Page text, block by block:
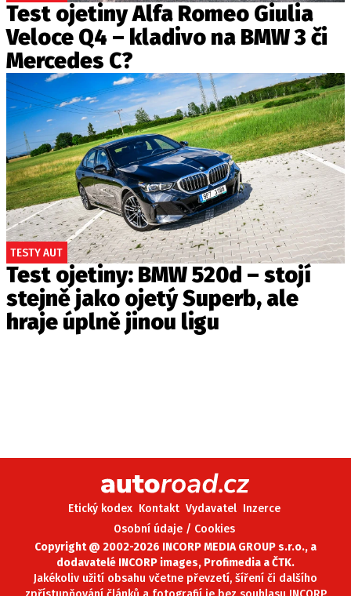
Test ojetiny Alfa Romeo Giulia
Veloce Q4 – kladivo na BMW 3 či
Mercedes C?
TESTY AUT
Test ojetiny: BMW 520d – stojí
stejně jako ojetý Superb, ale
hraje úplně jinou ligu
Etický kodex Kontakt Vydavatel Inzerce
Osobní údaje / Cookies
Copyright @ 2002-2026 INCORP MEDIA GROUP s.r.o., a
dodavatelé INCORP images, Profimedia a ČTK.
Jakékoliv užití obsahu včetne převzetí, šíření či dalšího